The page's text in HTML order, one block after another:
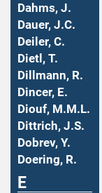
Dahms, J.
Dauer, J.C.
Deiler, C.
Dietl, T.
Dillmann, R.
Dincer, E.
Diouf, M.M.L.
Dittrich, J.S.
Dobrev, Y.
Doering, R.
E